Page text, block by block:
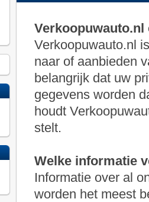
Verkoopuwauto.nl
naar of aanbieden
belangrijk dat uw
gegevens worden
houdt
stelt.
Welke informatie
Informatie over al
worden het meest